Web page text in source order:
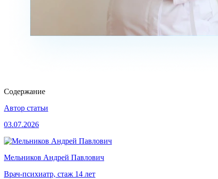
Содержание
Автор статьи
03.07.2026
Мельников Андрей Павлович
Врач-психиатр, стаж 14 лет